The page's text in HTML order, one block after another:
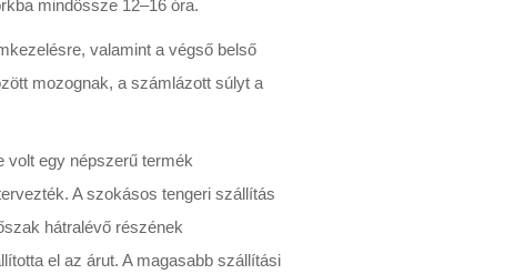
mindössze 12–16 óra.
valamint a végső belső
mozognak, a számlázott súlyt a
volt egy népszerű termék
A szokásos tengeri szállítás
hátralévő részének
el az árut. A magasabb szállítási